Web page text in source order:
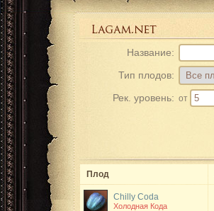
Название:
Тип плодов:
Рек. уровень: от
Плод
Chilly Coda
Холодная Кода